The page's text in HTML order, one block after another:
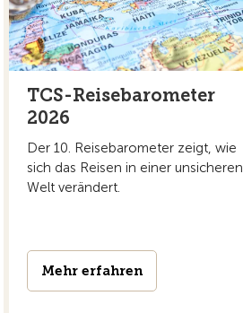
TCS-Reisebarometer
2026
Der 10. Reisebarometer zeigt, wie
sich das Reisen in einer unsicheren
Welt verändert.
Mehr erfahren